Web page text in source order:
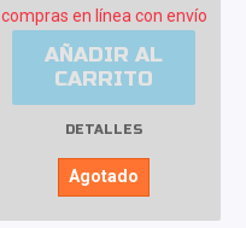
compras en línea con envío
AÑADIR AL
CARRITO
DETALLES
Agotado